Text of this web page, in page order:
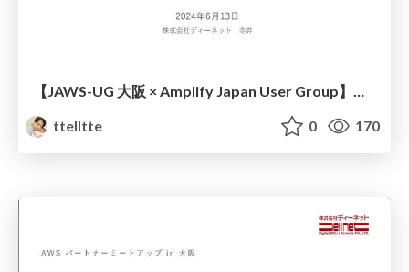
【JAWS-UG 大阪 × Amplify Japan User Group】祝☆Amplify ホスティング 大阪リージョン - 『AWS Cloud Quest』という神ゲーについて_DENET寺井_20240613
ttelltte
0 170